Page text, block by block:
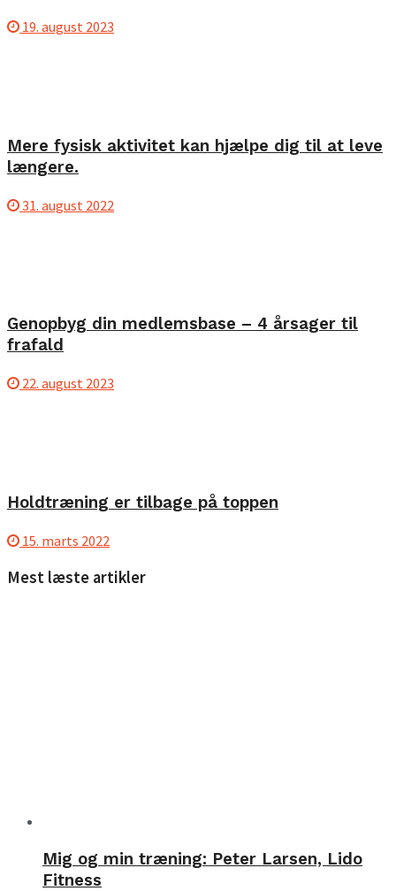
19. august 2023
Mere fysisk aktivitet kan hjælpe dig til at leve
længere.
31. august 2022
Genopbyg din medlemsbase – 4 årsager til
frafald
22. august 2023
Holdtræning er tilbage på toppen
15. marts 2022
Mest læste artikler
Mig og min træning: Peter Larsen, Lido
Fitness